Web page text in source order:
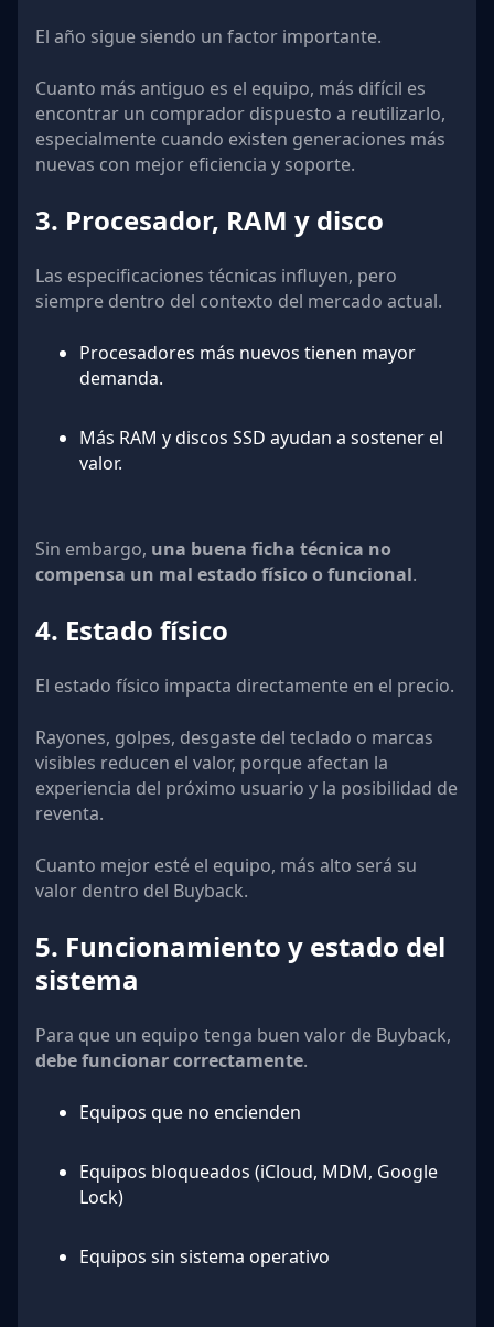
El año sigue siendo un factor importante.
Cuanto más antiguo es el equipo, más difícil es
encontrar un comprador dispuesto a reutilizarlo,
especialmente cuando existen generaciones más
nuevas con mejor eficiencia y soporte.
3. Procesador, RAM y disco
Las especificaciones técnicas influyen, pero
siempre dentro del contexto del mercado actual.
Procesadores más nuevos tienen mayor
demanda.
Más RAM y discos SSD ayudan a sostener el
valor.
Sin embargo, una buena ficha técnica no
compensa un mal estado físico o funcional.
4. Estado físico
El estado físico impacta directamente en el precio.
Rayones, golpes, desgaste del teclado o marcas
visibles reducen el valor, porque afectan la
experiencia del próximo usuario y la posibilidad de
reventa.
Cuanto mejor esté el equipo, más alto será su
valor dentro del Buyback.
5. Funcionamiento y estado del
sistema
Para que un equipo tenga buen valor de Buyback,
debe funcionar correctamente.
Equipos que no encienden
Equipos bloqueados (iCloud, MDM, Google
Lock)
Equipos sin sistema operativo